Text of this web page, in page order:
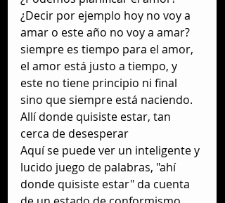
¿Decir por ejemplo hoy no voy a
amar o este año no voy a amar?
siempre es tiempo para el amor,
el amor está justo a tiempo, y
este no tiene principio ni final
sino que siempre está naciendo.
Allí donde quisiste estar, tan
cerca de desesperar
Aquí se puede ver un inteligente y
lucido juego de palabras, "ahí
donde quisiste estar" da cuenta